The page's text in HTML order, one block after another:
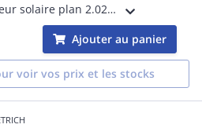
Capteur solaire plan 2.02m² surface hors tout. rendement optique 73.2%. Coeff. Perte (a1) = 3.86W/m².K. Coeff. Perte (a2) = 0.017 W/m².K²
Ajouter au panier
voir vos prix et les stocks